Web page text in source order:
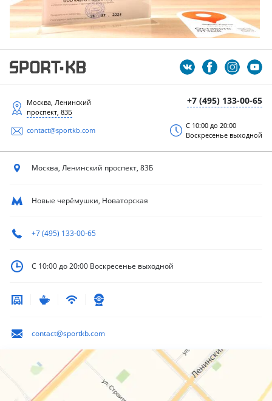
+7 (495) 133-00-65
Москва, Ленинский
проспект, 83Б
contact@sportkb.com
С 10:00 до 20:00
Воскресенье выходной
Москва, Ленинский проспект, 83Б
Новые черёмушки, Новаторская
+7 (495) 133-00-65
С 10:00 до 20:00 Воскресенье выходной
contact@sportkb.com